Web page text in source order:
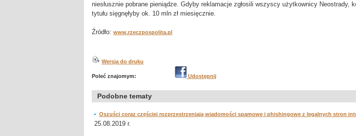
niesłusznie pobrane pieniądze. Gdyby reklamacje zgłosili wszyscy użytkownicy Neostrady,
tytułu sięgnęłyby ok. 10 mln zł miesięcznie.
Źródło: www.rzeczpospolita.pl
Wersja do druku
Poleć znajomym: Udostępnij
Podobne tematy
Oszuści coraz częściej rozprzestrzeniają wiadomości spamowe i phishingowe z legalnych stron
25.08.2019 r.